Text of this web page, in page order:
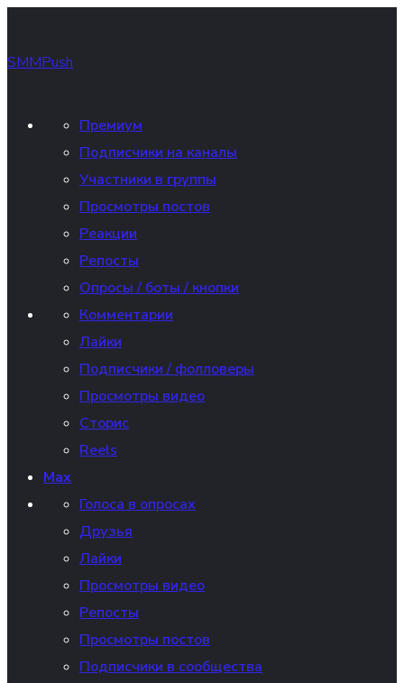
SMMPush
Премиум
Подписчики на каналы
Участники в группы
Просмотры постов
Реакции
Репосты
Опросы / боты / кнопки
Комментарии
Лайки
Подписчики / фолловеры
Просмотры видео
Сторис
Reels
Max
Голоса в опросах
Друзья
Лайки
Просмотры видео
Репосты
Просмотры постов
Подписчики в сообщества